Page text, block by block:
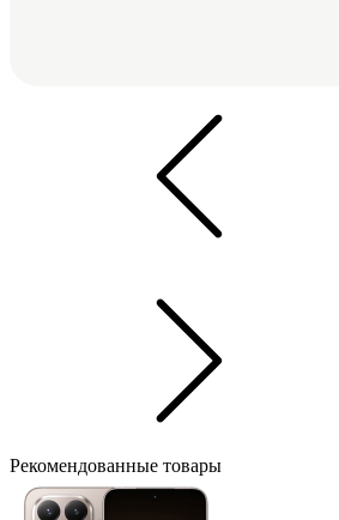
Рекомендованные товары